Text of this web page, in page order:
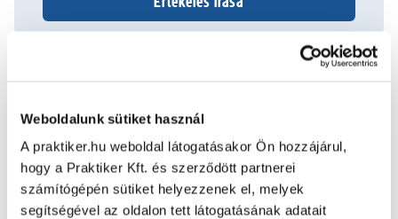
Weboldalunk sütiket használ
A praktiker.hu weboldal látogatásakor Ön hozzájárul,
hogy a Praktiker Kft. és szerződött partnerei
számítógépén sütiket helyezzenek el, melyek
segítségével az oldalon tett látogatásának adatait
Kedvező az ára
Bővebben